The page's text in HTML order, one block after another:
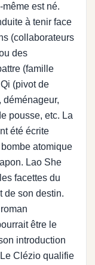
est né.
à tenir face
(collaborateurs
des
(famille
(pivot de
déménageur,
pousse, etc. La
été écrite
atomique
Lao She
facettes du
de son destin.
être le
introduction
Clézio qualifie